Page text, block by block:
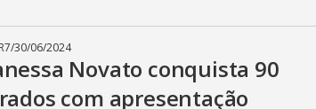
/30/06/2024
Novato conquista 90
com apresentação